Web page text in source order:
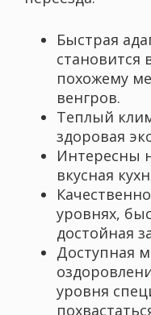
Быстрая
становится
похожему
венгров.
Теплый
здоровая
Интересны
вкусная
уровнях,
достойная
Доступная
уровня